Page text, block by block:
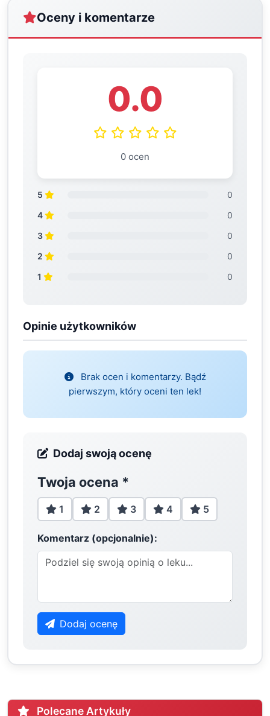
Oceny i komentarze
0.0
0 ocen
5
0
4
0
3
0
2
0
1
0
Opinie użytkowników
Brak ocen i komentarzy. Bądź
pierwszym, który oceni ten lek!
Dodaj swoją ocenę
Twoja ocena *
1 2 3 4 5
Komentarz (opcjonalnie):
Dodaj ocenę
Polecane Artykuły